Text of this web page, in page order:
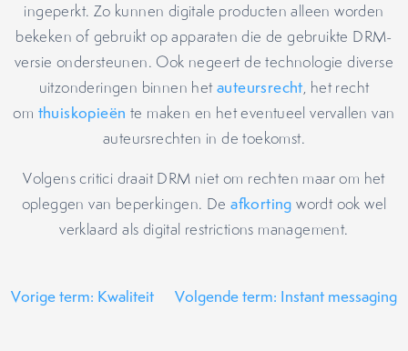
ingeperkt. Zo kunnen digitale producten alleen worden
bekeken of gebruikt op apparaten die de gebruikte DRM-
versie ondersteunen. Ook negeert de technologie diverse
uitzonderingen binnen hetauteursrecht, het recht
om thuiskopieën te maken en het eventueel vervallen van
auteursrechten in de toekomst.
Volgens critici draait DRM niet om rechten maar om het
opleggen van beperkingen. Deafkorting wordt ook wel
verklaard als digital restrictions management.
Vorige term: Kwaliteit Volgende term: Instant messaging